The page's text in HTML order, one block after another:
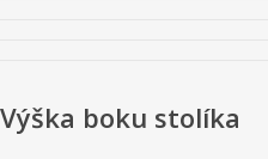
Výška boku stolíka